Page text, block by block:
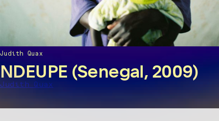
NDEUPE (Senegal, 2009)
Judith Quax
Judith Quax